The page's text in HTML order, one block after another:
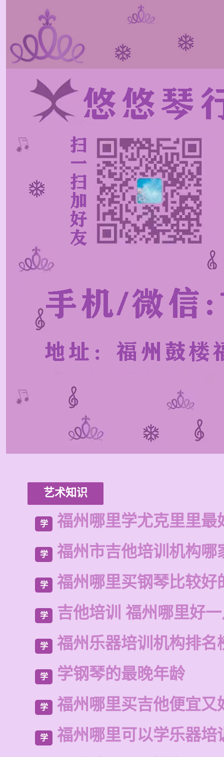
艺术知识
学 福州哪里学尤克里里最
学 福州市吉他培训机构哪
学 福州哪里买钢琴比较好
学 吉他培训 福州哪里好
学 福州乐器培训机构排名
学 学钢琴的最晚年龄
学 福州哪里买吉他便宜又
学
福州哪里可以学乐器培